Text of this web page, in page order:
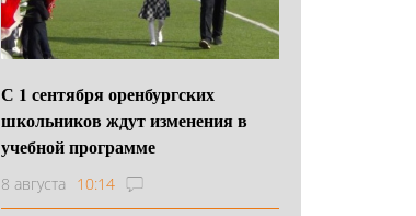
С 1 сентября оренбургских
школьников ждут изменения в
учебной программе
8 августа 10:14